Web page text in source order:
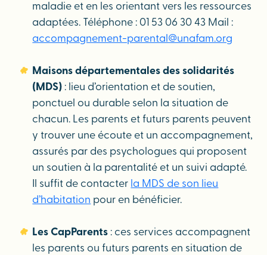
maladie et en les orientant vers les ressources
adaptées. Téléphone : 01 53 06 30 43 Mail :
accompagnement-parental@unafam.org
Maisons départementales des solidarités
(MDS) : lieu d’orientation et de soutien,
ponctuel ou durable selon la situation de
chacun. Les parents et futurs parents peuvent
y trouver une écoute et un accompagnement,
assurés par des psychologues qui proposent
un soutien à la parentalité et un suivi adapté.
Il suffit de contacter la MDS de son lieu
d’habitation pour en bénéficier.
Les CapParents : ces services accompagnent
les parents ou futurs parents en situation de